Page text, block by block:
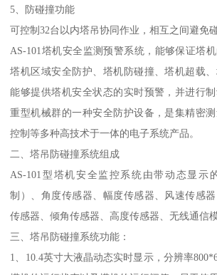
5、防碰撞功能
可控制32台以内塔吊协同作业，相互之间避免
AS-101塔机安全监测预警系统，能够保证塔
塔机区域安全防护、塔机防碰撞、塔机超载
能够提供塔机安全状态的实时预警，并进行
重型机械群的一种安全防护设备，是集精密
控制等多种高技术于一体的电子系统产品。
二、塔吊防碰撞系统组成
AS-101型塔机安全监控系统由带动态显示
制）、角度传感器、幅度传感器、风速传感
传感器、倾角传感器、高度传感器、无线通信
三、塔吊防碰撞系统功能：
1、10.4英寸大液晶动态实时显示，分辨率